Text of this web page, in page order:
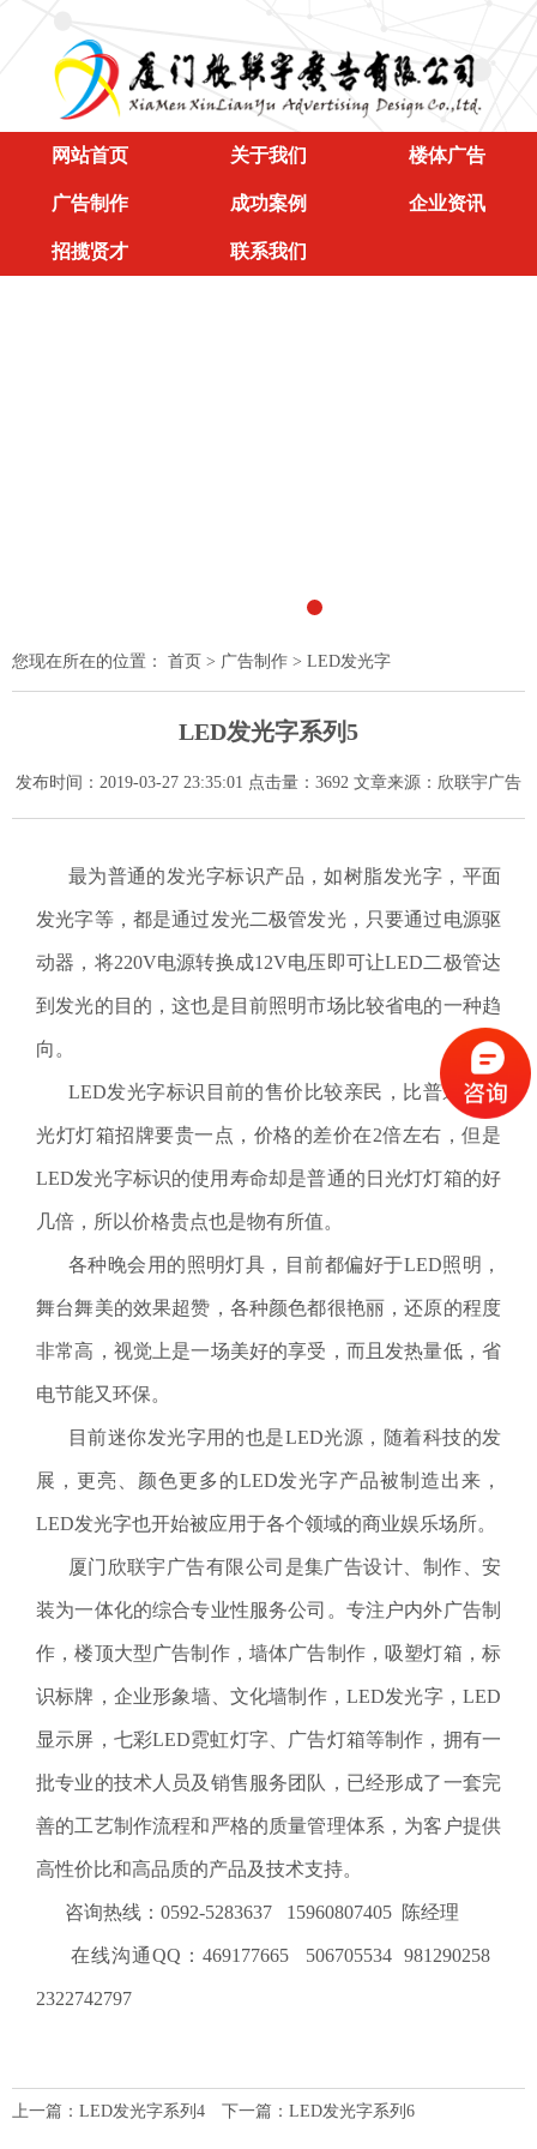
网站首页 关于我们 楼体广告
广告制作 成功案例 企业资讯
招揽贤才 联系我们
您现在所在的位置： 首页 > 广告制作 > LED发光字
LED发光字系列5
发布时间：2019-03-27 23:35:01 点击量：3692 文章来源：欣联宇广告
最为普通的发光字标识产品，如树脂发光字，平面
发光字等，都是通过发光二极管发光，只要通过电源驱
动器，将220V电源转换成12V电压即可让LED二极管达
到发光的目的，这也是目前照明市场比较省电的一种趋
向。
LED发光字标识目前的售价比较亲民，比普通的日
光灯灯箱招牌要贵一点，价格的差价在2倍左右，但是
LED发光字标识的使用寿命却是普通的日光灯灯箱的好
几倍，所以价格贵点也是物有所值。
各种晚会用的照明灯具，目前都偏好于LED照明，
舞台舞美的效果超赞，各种颜色都很艳丽，还原的程度
非常高，视觉上是一场美好的享受，而且发热量低，省
电节能又环保。
目前迷你发光字用的也是LED光源，随着科技的发
展，更亮、颜色更多的LED发光字产品被制造出来，
LED发光字也开始被应用于各个领域的商业娱乐场所。
厦门欣联宇广告有限公司是集广告设计、制作、安
装为一体化的综合专业性服务公司。专注户内外广告制
作，楼顶大型广告制作，墙体广告制作，吸塑灯箱，标
识标牌，企业形象墙、文化墙制作，LED发光字，LED
显示屏，七彩LED霓虹灯字、广告灯箱等制作，拥有一
批专业的技术人员及销售服务团队，已经形成了一套完
善的工艺制作流程和严格的质量管理体系，为客户提供
高性价比和高品质的产品及技术支持。
咨询热线：0592-5283637 15960807405 陈经理
在线沟通QQ：469177665 506705534 981290258
2322742797
上一篇： LED发光字系列4 下一篇： LED发光字系列6